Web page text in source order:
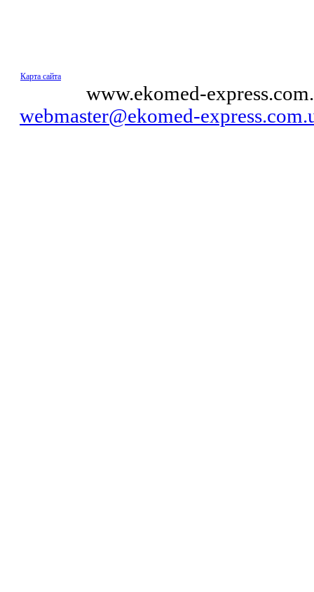
Карта сайта
www.ekomed-
webmaster@ekomed-